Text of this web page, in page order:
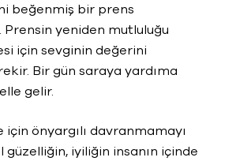
beğenmiş bir prens
Prensin yeniden mutluluğu
için sevginin değerini
Bir gün saraya yardıma
gelir.
için önyargılı davranmamayı
güzelliğin, iyiliğin insanın içinde